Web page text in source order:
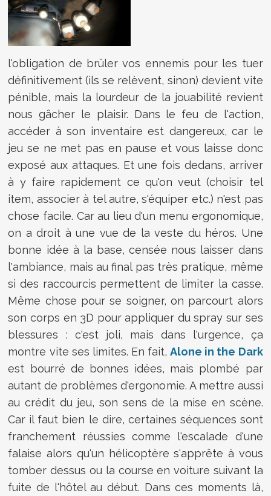
l'obligation de brûler vos ennemis pour les tuer
définitivement (ils se relèvent, sinon) devient vite
pénible, mais la lourdeur de la jouabilité revient
nous gâcher le plaisir. Dans le feu de l'action,
accéder à son inventaire est dangereux, car le
jeu se ne met pas en pause et vous laisse donc
exposé aux attaques. Et une fois dedans, arriver
à y faire rapidement ce qu'on veut (choisir tel
item, associer à tel autre, s'équiper etc.) n'est pas
chose facile. Car au lieu d'un menu ergonomique,
on a droit à une vue de la veste du héros. Une
bonne idée à la base, censée nous laisser dans
l'ambiance, mais au final pas très pratique, même
si des raccourcis permettent de limiter la casse.
Même chose pour se soigner, on parcourt alors
son corps en 3D pour appliquer du spray sur ses
blessures : c'est joli, mais dans l'urgence, ça
montre vite ses limites. En fait,Alone in the Dark
est bourré de bonnes idées, mais plombé par
autant de problèmes d'ergonomie. A mettre aussi
au crédit du jeu, son sens de la mise en scène.
Car il faut bien le dire, certaines séquences sont
franchement réussies comme l'escalade d'une
falaise alors qu'un hélicoptère s'apprête à vous
tomber dessus ou la course en voiture suivant la
fuite de l'hôtel au début. Dans ces moments là,